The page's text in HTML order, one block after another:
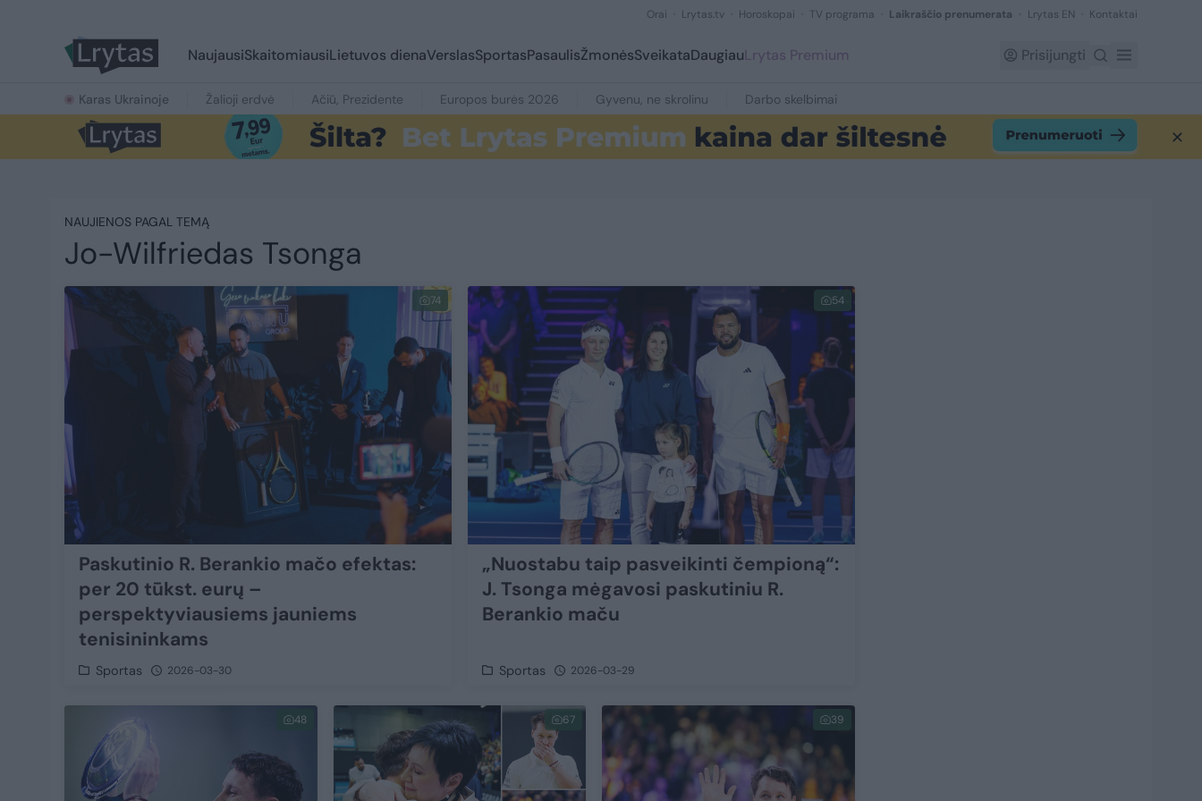
Orai Lrytas.tv Horoskopai TV programa Laikraščio prenumerata Lrytas EN Kontaktai
NaujausiSkaitomiausiLietuvos dienaVerslasSportasPasaulisŽmonėsSveikataDaugiauLrytas Premium Prisijungti
Karas Ukrainoje Žalioji erdvė Ačiū, Prezidente Europos burės 2026 Gyvenu, ne skrolinu Darbo skelbimai
NAUJIENOS PAGAL TEMĄ
Jo-Wilfriedas Tsonga
74
Paskutinio R. Berankio mačo efektas:
per 20 tūkst. eurų –
perspektyviausiems jauniems
tenisininkams
Sportas 2026-03-30
54
„Nuostabu taip pasveikinti čempioną“:
J. Tsonga mėgavosi paskutiniu R.
Berankio maču
Sportas 2026-03-29
48 67 39